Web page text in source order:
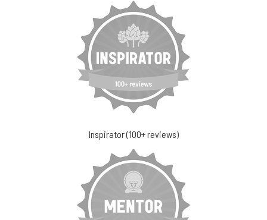
Inspirator (100+ reviews)